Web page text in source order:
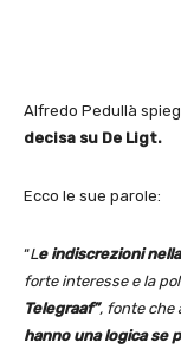
Alfredo Pedullà
decisa su De Ligt.
Ecco le sue parole:
“Le indiscrezioni
forte interesse e la
Telegraaf”, fonte che
hanno una logica se